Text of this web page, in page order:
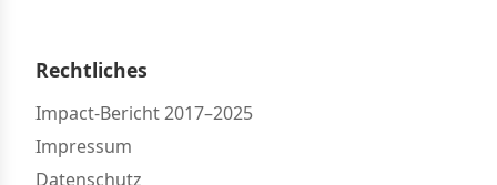
Rechtliches
Impact-Bericht 2017–2025
Impressum
Datenschutz